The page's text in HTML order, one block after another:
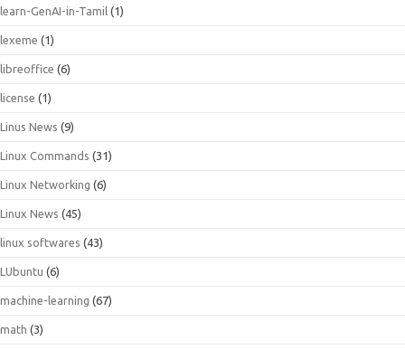
learn-GenAI-in-Tamil (1)
lexeme (1)
libreoffice (6)
license (1)
Linus News (9)
Linux Commands (31)
Linux Networking (6)
Linux News (45)
linux softwares (43)
LUbuntu (6)
machine-learning (67)
math (3)